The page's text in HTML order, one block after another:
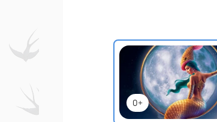
0+